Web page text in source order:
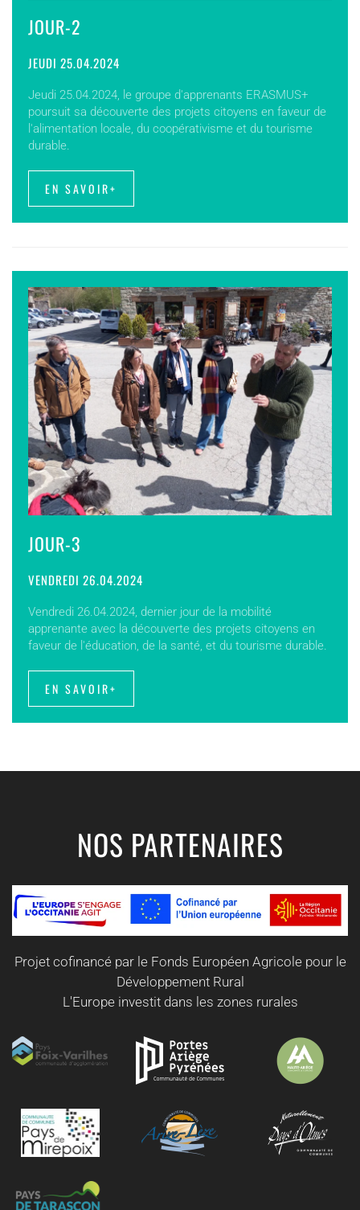
JOUR-2
JEUDI 25.04.2024
Jeudi 25.04.2024, le groupe d'apprenants ERASMUS+
poursuit sa découverte des projets citoyens en faveur de
l'alimentation locale, du coopérativisme et du tourisme
durable.
EN SAVOIR+
JOUR-3
VENDREDI 26.04.2024
Vendredi 26.04.2024, dernier jour de la mobilité
apprenante avec la découverte des projets citoyens en
faveur de l'éducation, de la santé, et du tourisme durable.
EN SAVOIR+
NOS PARTENAIRES
Projet cofinancé par le Fonds Européen Agricole pour le
Développement Rural
L'Europe investit dans les zones rurales